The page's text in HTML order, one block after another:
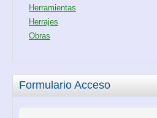
Herramientas
Herrajes
Obras
Formulario Acceso